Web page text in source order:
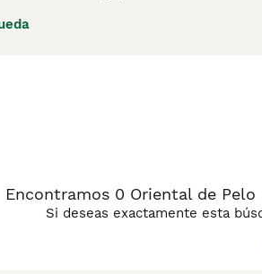
cuerpo esbelto, largo y
verdes. En cuanto a
estímulo y compañía, siendo ideal
atención en higiene dental y
semilargo», «Oriental de pelo
buscan un compañero juguetón
Encontramos 0 Oriental de
Si deseas exactamente esta